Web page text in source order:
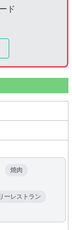
ド
焼肉
ーレストラン